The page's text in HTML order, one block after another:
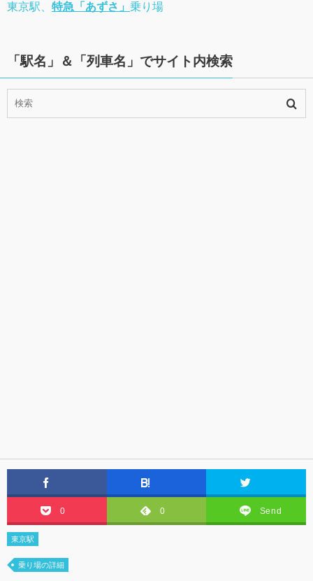
東京駅、 特急「あずさ」 乗り場
「駅名」＆「列車名」でサイト内検索
0 0 Send
東京駅
乗り場の詳細